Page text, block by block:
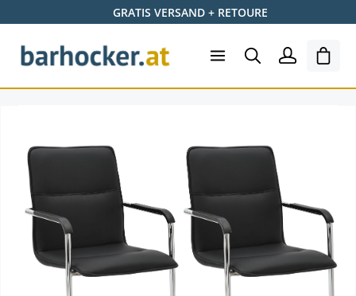
Zum Hauptinhalt springenGRATIS VERSAND + RETOURE